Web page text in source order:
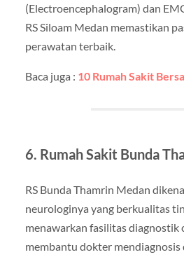
(Electroencephalogram) dan
RS Siloam Medan memastikan
perawatan terbaik.
Baca juga : 10 Rumah Sakit
6. Rumah Sakit Bunda
RS Bunda Thamrin Medan
neurologinya yang berkualitas
menawarkan fasilitas diagnostik
membantu dokter mendiagnosis